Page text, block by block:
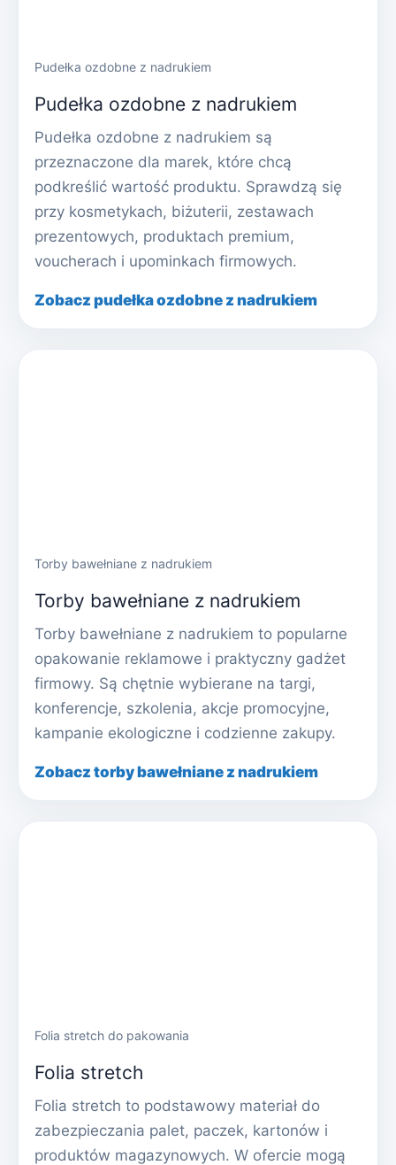
Pudełka ozdobne z nadrukiem
Pudełka ozdobne z nadrukiem
Pudełka ozdobne z nadrukiem są
przeznaczone dla marek, które chcą
podkreślić wartość produktu. Sprawdzą się
przy kosmetykach, biżuterii, zestawach
prezentowych, produktach premium,
voucherach i upominkach firmowych.
Zobacz pudełka ozdobne z nadrukiem
Torby bawełniane z nadrukiem
Torby bawełniane z nadrukiem
Torby bawełniane z nadrukiem to popularne
opakowanie reklamowe i praktyczny gadżet
firmowy. Są chętnie wybierane na targi,
konferencje, szkolenia, akcje promocyjne,
kampanie ekologiczne i codzienne zakupy.
Zobacz torby bawełniane z nadrukiem
Folia stretch do pakowania
Folia stretch
Folia stretch to podstawowy materiał do
zabezpieczania palet, paczek, kartonów i
produktów magazynowych. W ofercie mogą